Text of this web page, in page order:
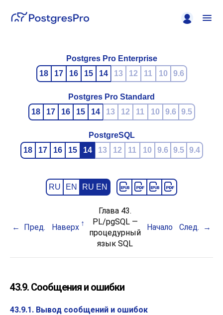
Postgres Pro Enterprise
18
17 16 15 14 13 12 11 10 9.6
Postgres Pro Standard
18
17 16 15 14 13 12 11 10 9.6 9.5
PostgreSQL
18
17 16 15 14 13 12 11 10 9.6 9.5 9.4
RU EN RU EN
Пред. Наверх
Глава 43.
PL/pgSQL—
процедурный
язык SQL
Начало След.
43.9. Сообщения и ошибки
43.9.1. Вывод сообщений и ошибок